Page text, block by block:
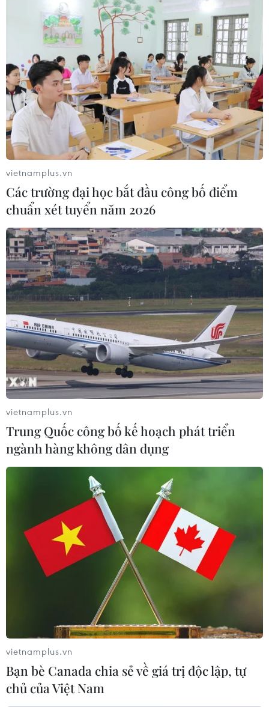
vietnamplus.vn
Các trường đại học bắt đầu công bố điểm
chuẩn xét tuyển năm 2026
vietnamplus.vn
Trung Quốc công bố kế hoạch phát triển
ngành hàng không dân dụng
vietnamplus.vn
Bạn bè Canada chia sẻ về giá trị độc lập, tự
chủ của Việt Nam